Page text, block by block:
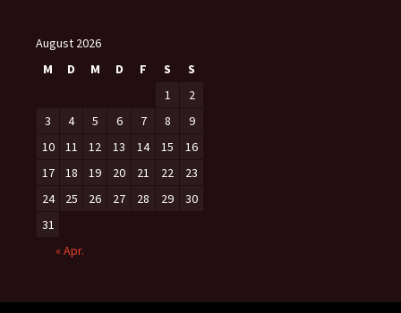
August 2026
M
D M D F S
S
1
2
3
4 5 6 7 8
9
10
11 12 13 14 15
16
17
18 19 20 21 22
23
24
25 26 27 28 29
30
31
« Apr.